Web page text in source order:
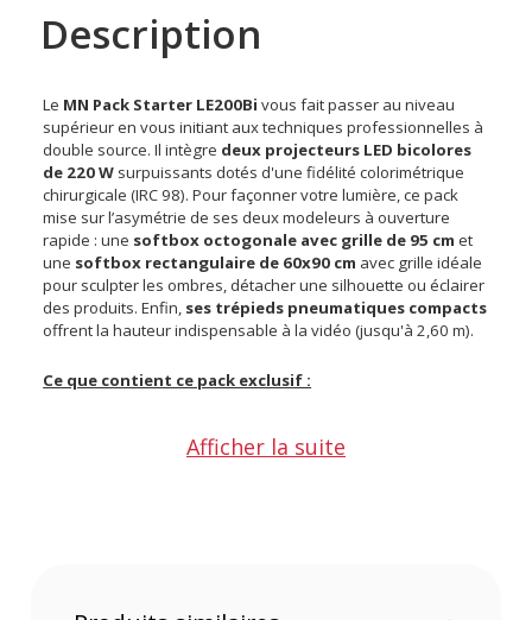
Description
Le MN Pack Starter LE200Bi vous fait passer au niveau
supérieur en vous initiant aux techniques professionnelles à
double source. Il intègre deux projecteurs LED bicolores
de 220 W surpuissants dotés d'une fidélité colorimétrique
chirurgicale (IRC 98). Pour façonner votre lumière, ce pack
mise sur l’asymétrie de ses deux modeleurs à ouverture
rapide : une softbox octogonale avec grille de 95 cm et
une softbox rectangulaire de 60x90 cm avec grille idéale
pour sculpter les ombres, détacher une silhouette ou éclairer
des produits. Enfin, ses trépieds pneumatiques compacts
offrent la hauteur indispensable à la vidéo (jusqu'à 2,60 m).
Ce que contient ce pack exclusif :
Deux projecteurs LEDGodox Litemons LE200Bi
Afficher la suite